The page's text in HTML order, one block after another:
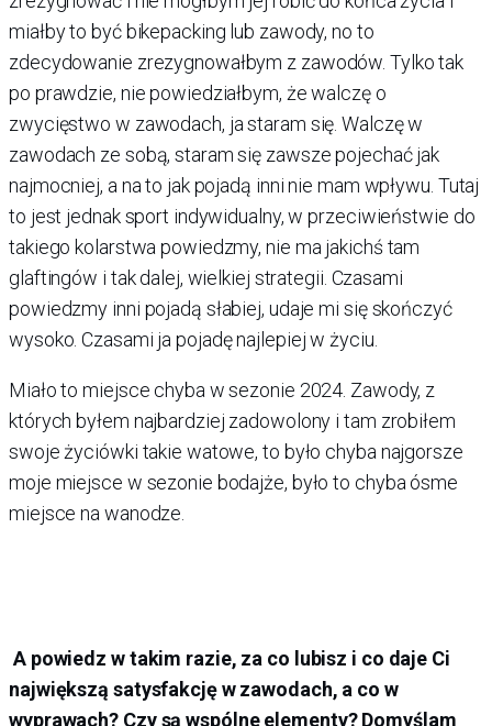
miałby to być bikepacking lub zawody, no to
zdecydowanie zrezygnowałbym z zawodów. Tylko tak
po prawdzie, nie powiedziałbym, że walczę o
zwycięstwo w zawodach, ja staram się. Walczę w
zawodach ze sobą, staram się zawsze pojechać jak
najmocniej, a na to jak pojadą inni nie mam wpływu. Tutaj
to jest jednak sport indywidualny, w przeciwieństwie do
takiego kolarstwa powiedzmy, nie ma jakichś tam
glaftingów i tak dalej, wielkiej strategii. Czasami
powiedzmy inni pojadą słabiej, udaje mi się skończyć
wysoko. Czasami ja pojadę najlepiej w życiu.
Miało to miejsce chyba w sezonie 2024. Zawody, z
których byłem najbardziej zadowolony i tam zrobiłem
swoje życiówki takie watowe, to było chyba najgorsze
moje miejsce w sezonie bodajże, było to chyba ósme
miejsce na wanodze.
A powiedz w takim razie, za co lubisz i co daje Ci
największą satysfakcję w zawodach, a co w
wyprawach? Czy są wspólne elementy? Domyślam